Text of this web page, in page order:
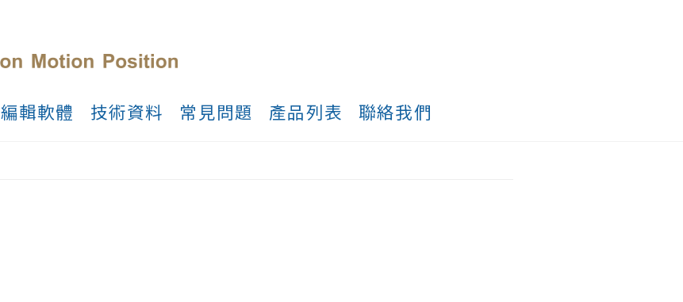
編輯軟體 技術資料 常見問題 產品列表 聯絡我們